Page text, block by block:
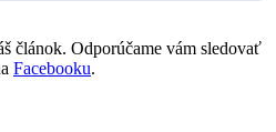
článok. Odporúčame vám sledovať
Facebooku.